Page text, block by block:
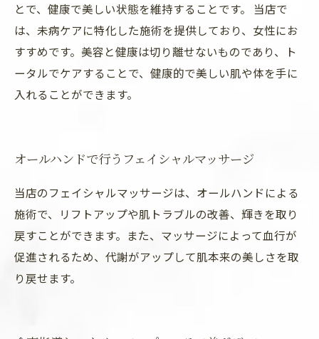
とで、健康で美しい状態を維持することです。 当店で
は、未病ケアに特化した施術を提供しており、女性にお
すすめです。美容と健康は切り離せないものであり、ト
ータルでケアすることで、健康的で美しい肌や体を手に
入れることができます。
オールハンドで行うフェイシャルマッサージ
当店のフェイシャルマッサージは、オールハンドによる
施術で、リフトアップや肌トラブルの改善、輝きを取り
戻すことができます。また、マッサージによって血行が
促進されるため、代謝がアップして肌本来の美しさを取
り戻せます。